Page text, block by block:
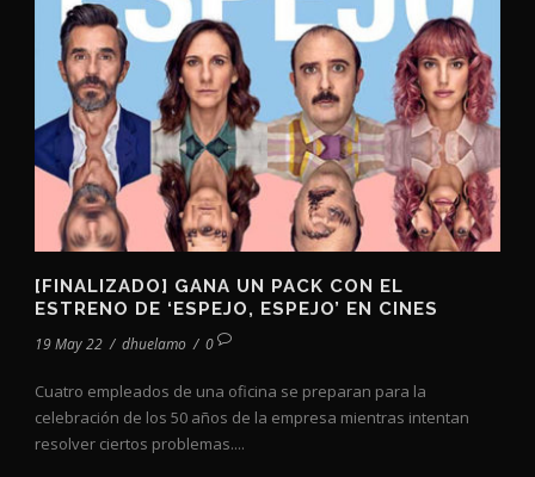
[FINALIZADO] GANA UN PACK CON EL
ESTRENO DE ‘ESPEJO, ESPEJO’ EN CINES
19 May 22 / dhuelamo / 0
Cuatro empleados de una oficina se preparan para la
celebración de los 50 años de la empresa mientras intentan
resolver ciertos problemas....